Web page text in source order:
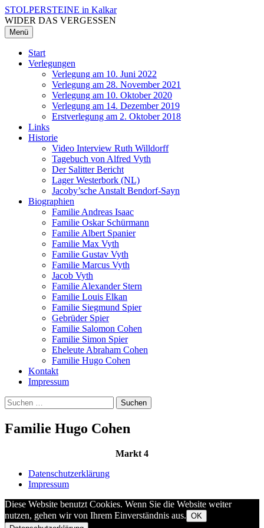
Zum
Inhalt
überspringen
STOLPERSTEINE in Kalkar
WIDER DAS VERGESSEN
Menü
Start
Verlegungen
Verlegung am 10. Juni 2022
Verlegung am 28. November 2021
Verlegung am 10. Oktober 2020
Verlegung am 14. Dezember 2019
Erstverlegung am 2. Oktober 2018
Links
Historie
Video Interview Ruth Willdorff
Tagebuch von Alfred Vyth
Der Salitter Bericht
Lager Westerbork (NL)
Jacoby’sche Anstalt Bendorf-Sayn
Biographien
Familie Andreas Isaac
Familie Oskar Schürmann
Familie Albert Spanier
Familie Max Vyth
Familie Gustav Vyth
Familie Marcus Vyth
Jacob Vyth
Familie Alexander Stern
Familie Louis Elkan
Familie Siegmund Spier
Gebrüder Spier
Familie Salomon Cohen
Familie Simon Spier
Eheleute Abraham Cohen
Familie Hugo Cohen
Kontakt
Impressum
Suchen
nach:
Familie Hugo Cohen
Markt 4
Datenschutzerklärung
Impressum
Diese Website benutzt Cookies. Wenn Sie die Website weiter
nutzen, gehen wir von Ihrem Einverständnis aus. OK